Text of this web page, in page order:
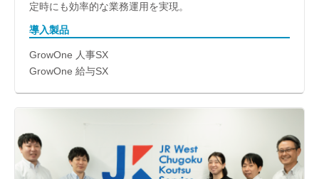
定時にも効率的な業務運用を実現。
導入製品
GrowOne 人事SX
GrowOne 給与SX